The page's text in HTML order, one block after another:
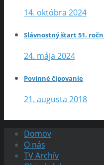
14. októbra 2024
Slávnostný štart 51.
24. mája 2024
Povinné čipovanie
21. augusta 2018
Domov
O nás
TV Archív